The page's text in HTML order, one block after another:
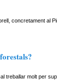
concretament al
treballar molt per